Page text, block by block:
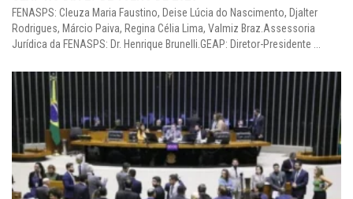
FENASPS: Cleuza Maria Faustino, Deise Lúcia do Nascimento, Djalter
Rodrigues, Márcio Paiva, Regina Célia Lima, Valmiz Braz.Assessoria
Jurídica da FENASPS: Dr. Henrique Brunelli.GEAP: Diretor-Presidente ...